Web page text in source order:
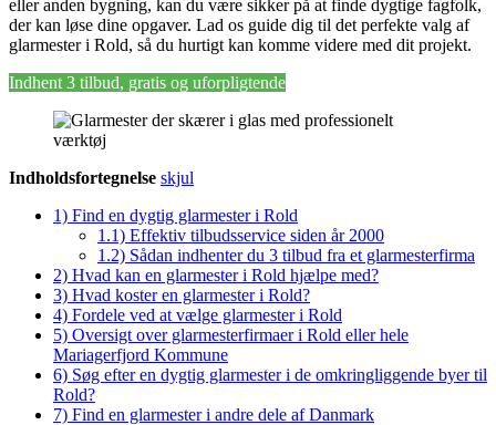
eller anden bygning, kan du være sikker på at finde dygtige fagfolk,
der kan løse dine opgaver. Lad os guide dig til det perfekte valg af
glarmester i Rold, så du hurtigt kan komme videre med dit projekt.
Indhent 3 tilbud, gratis og uforpligtende
Indholdsfortegnelse skjul
1) Find en dygtig glarmester i Rold
1.1) Effektiv tilbudsservice siden år 2000
1.2) Sådan indhenter du 3 tilbud fra et glarmesterfirma
2) Hvad kan en glarmester i Rold hjælpe med?
3) Hvad koster en glarmester i Rold?
4) Fordele ved at vælge glarmester i Rold
5) Oversigt over glarmesterfirmaer i Rold eller hele
Mariagerfjord Kommune
6) Søg efter en dygtig glarmester i de omkringliggende byer til
Rold?
7) Find en glarmester i andre dele af Danmark